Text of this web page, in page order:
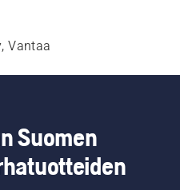
Vantaa
Suomen